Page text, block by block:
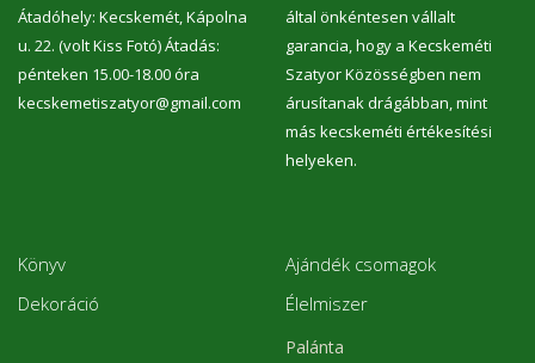
Átadóhely: Kecskemét, Kápolna
u. 22. (volt Kiss Fotó) Átadás:
pénteken 15.00-18.00 óra
kecskemetiszatyor@gmail.com
által önkéntesen vállalt
garancia, hogy a Kecskeméti
Szatyor Közösségben nem
árusítanak drágábban, mint
más kecskeméti értékesítési
helyeken.
Könyv
Dekoráció
Ajándék csomagok
Élelmiszer
Palánta